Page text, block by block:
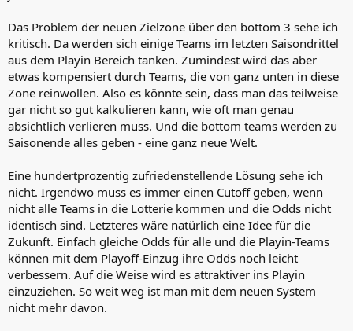
Das Problem der neuen Zielzone über den bottom 3 sehe ich
kritisch. Da werden sich einige Teams im letzten Saisondrittel
aus dem Playin Bereich tanken. Zumindest wird das aber
etwas kompensiert durch Teams, die von ganz unten in diese
Zone reinwollen. Also es könnte sein, dass man das teilweise
gar nicht so gut kalkulieren kann, wie oft man genau
absichtlich verlieren muss. Und die bottom teams werden zu
Saisonende alles geben - eine ganz neue Welt.
Eine hundertprozentig zufriedenstellende Lösung sehe ich
nicht. Irgendwo muss es immer einen Cutoff geben, wenn
nicht alle Teams in die Lotterie kommen und die Odds nicht
identisch sind. Letzteres wäre natürlich eine Idee für die
Zukunft. Einfach gleiche Odds für alle und die Playin-Teams
können mit dem Playoff-Einzug ihre Odds noch leicht
verbessern. Auf die Weise wird es attraktiver ins Playin
einzuziehen. So weit weg ist man mit dem neuen System
nicht mehr davon.